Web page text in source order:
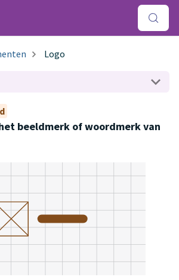
Logo
beeldmerk of woordmerk van